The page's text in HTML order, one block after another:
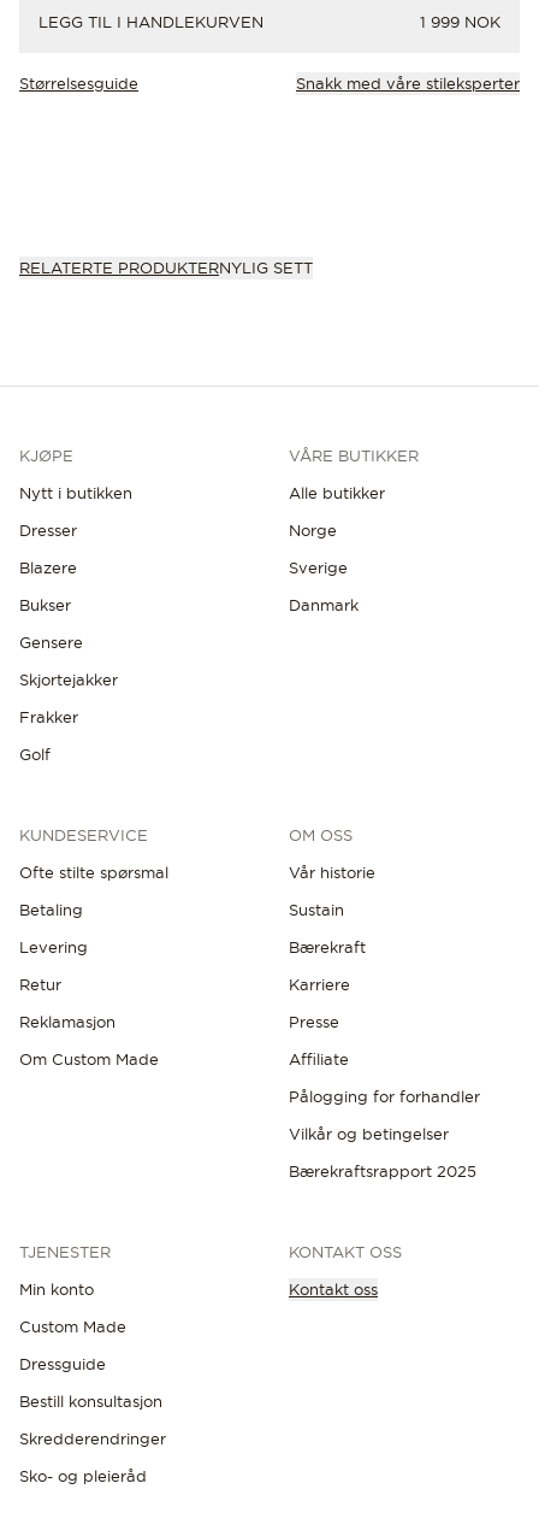
LEGG TIL I HANDLEKURVEN PRIS
1 999 NOK
Størrelsesguide Snakk med våre stileksperter
RELATERTE PRODUKTERNYLIG SETT
KJØPE
Nytt i butikken
Dresser
Blazere
Bukser
Gensere
Skjortejakker
Frakker
Golf
VÅRE BUTIKKER
Alle butikker
Norge
Sverige
Danmark
KUNDESERVICE
Ofte stilte spørsmal
Betaling
Levering
Retur
Reklamasjon
Om Custom Made
OM OSS
Vår historie
Sustain
Bærekraft
Karriere
Presse
Affiliate
Pålogging for forhandler
Vilkår og betingelser
Bærekraftsrapport 2025
TJENESTER
Min konto
Custom Made
Dressguide
Bestill konsultasjon
Skredderendringer
Sko- og pleieråd
KONTAKT OSS
Kontakt oss